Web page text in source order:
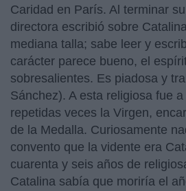
Caridad en París. Al terminar
directora escribió sobre
mediana talla; sabe leer y
carácter parece bueno, el
sobresalientes. Es piadosa y
Sánchez). A esta religiosa fue
repetidas veces la Virgen,
de la Medalla. Curiosamente
convento que la vidente era
cuarenta y seis años de
Catalina sabía que moriría el